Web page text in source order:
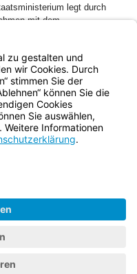
legt durch
mit dem
der
Ausbildungsrichtungen in
Fachakademie kann
umfassen.